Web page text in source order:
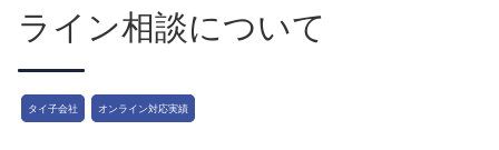
ライン相談について
タイ子会社 オンライン対応実績